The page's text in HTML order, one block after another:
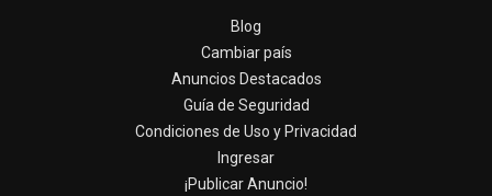
Blog
Cambiar país
Anuncios Destacados
Guía de Seguridad
Condiciones de Uso y Privacidad
Ingresar
¡Publicar Anuncio!